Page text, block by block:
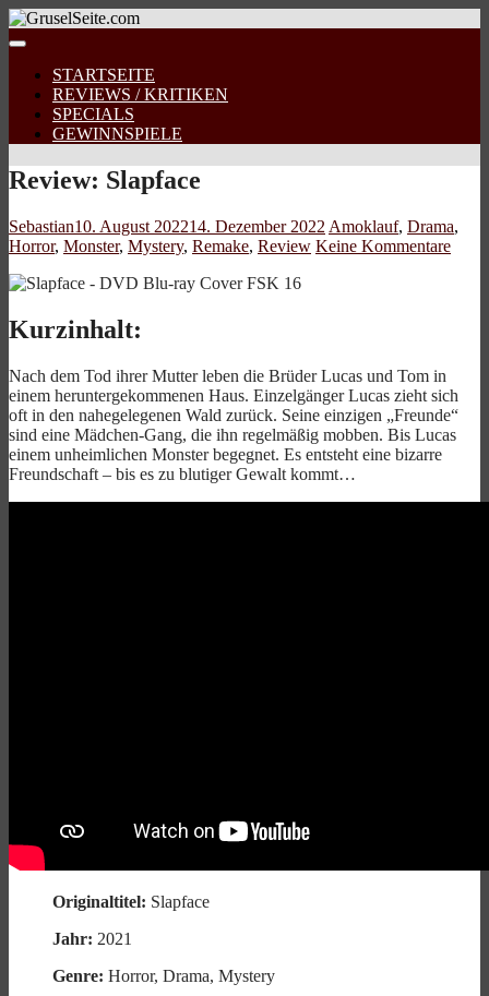
STARTSEITE
REVIEWS / KRITIKEN
SPECIALS
GEWINNSPIELE
Review: Slapface
Sebastian10. August 202214. Dezember 2022 Amoklauf, Drama,
Horror, Monster, Mystery, Remake, Review Keine Kommentare
Kurzinhalt:
Nach dem Tod ihrer Mutter leben die Brüder Lucas und Tom in
einem heruntergekommenen Haus. Einzelgänger Lucas zieht sich
oft in den nahegelegenen Wald zurück. Seine einzigen „Freunde“
sind eine Mädchen-Gang, die ihn regelmäßig mobben. Bis Lucas
einem unheimlichen Monster begegnet. Es entsteht eine bizarre
Freundschaft – bis es zu blutiger Gewalt kommt…
Originaltitel: Slapface
Jahr: 2021
Genre: Horror, Drama, Mystery